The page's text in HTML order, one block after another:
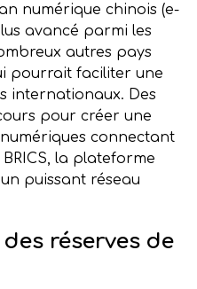
numérique chinois (e-
avancé parmi les
autres pays
pourrait faciliter une
internationaux. Des
pour créer une
connectant
la plateforme
puissant réseau
réserves de